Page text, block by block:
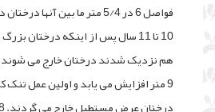
فواصل 6 در 5/4 متر ما بین آنها درختان دیگر غرس می شوند.
10 تا 11 سال پس از اینکه درختان
هم نزدیک شدند درختان خارج می
9 متر افزایش می یابد و اولین عمل